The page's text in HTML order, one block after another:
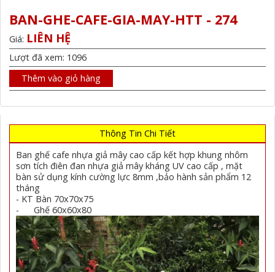
BAN-GHE-CAFE-GIA-MAY-HTT - 274
Giá: LIÊN HỆ
Lượt đã xem: 1096
Thêm vào giỏ hàng
Thông Tin Chi Tiết
Ban ghế cafe nhựa giả mây cao cấp kết hợp khung nhôm
sơn tích điên đan nhựa giả mây kháng UV cao cấp , mặt
bàn sử dụng kính cường lực 8mm ,bảo hành sản phẩm 12
tháng
- KT Bàn 70x70x75
- Ghế 60x60x80